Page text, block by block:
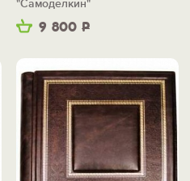
9 800 Р
"Самоделкин"